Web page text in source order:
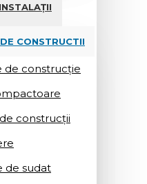
CONSTRUCTII
de construcție
construcții
de sudat